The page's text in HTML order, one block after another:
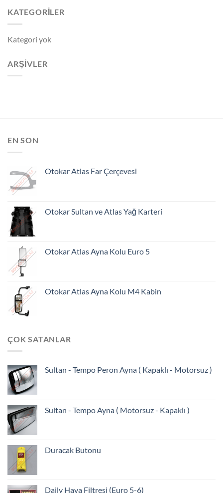
KATEGORILER
Kategori yok
ARŞIVLER
EN SON
Otokar Atlas Far Çerçevesi
Otokar Sultan ve Atlas Yağ Karteri
Otokar Atlas Ayna Kolu Euro 5
Otokar Atlas Ayna Kolu M4 Kabin
ÇOK SATANLAR
Sultan - Tempo Peron Ayna ( Kapaklı - Motorsuz )
Sultan - Tempo Ayna ( Motorsuz - Kapaklı )
Duracak Butonu
Daily Hava Filtresi (Euro 5-6)